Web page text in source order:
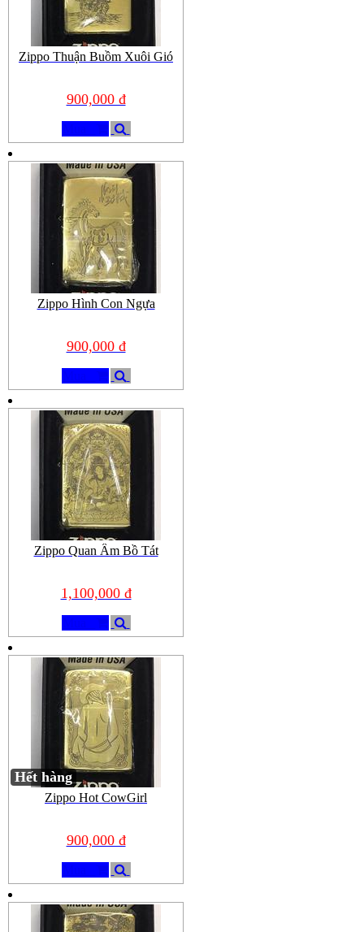
Zippo Thuận Buồm Xuôi Gió
900,000 đ
Zippo Hình Con Ngựa
900,000 đ
Zippo Quan Âm Bồ Tát
1,100,000 đ
Hết hàng
Zippo Hot CowGirl
900,000 đ